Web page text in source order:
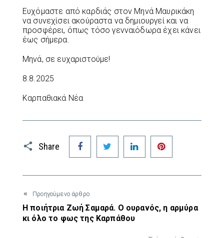
Ευχόμαστε από καρδιάς στον Μηνά Μαυρικάκη
να συνεχίσει ακούραστα να δημιουργεί και να
προσφέρει, όπως τόσο γενναιόδωρα έχει κάνει
έως σήμερα.
Μηνά, σε ευχαριστούμε!
8.8.2025
Καρπαθιακά Νέα
Share
Facebook Twitter LinkedIn
Προηγούμενο άρθρο
Η ποιήτρια Ζωή Σαμαρά. Ο ουρανός, η αρμύρα
κι όλο το φως της Καρπάθου